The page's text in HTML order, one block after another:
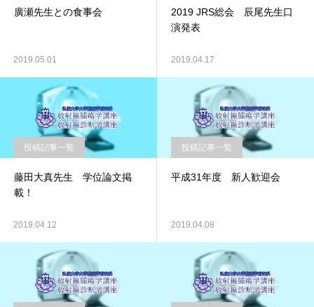
廣瀬先生との食事会
2019.05.01
2019 JRS総会 辰尾先生口
演発表
2019.04.17
投稿記事一覧
藤田大真先生 学位論文掲
載！
2019.04.12
投稿記事一覧
平成31年度 新人歓迎会
2019.04.08